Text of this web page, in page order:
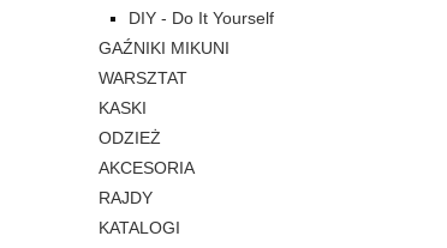
DIY - Do It Yourself
GAŹNIKI MIKUNI
WARSZTAT
KASKI
ODZIEŻ
AKCESORIA
RAJDY
KATALOGI